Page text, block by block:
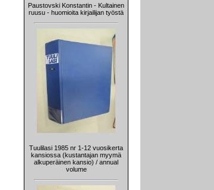
Paustovski Konstantin - Kultainen
ruusu - huomioita kirjailijan työstä
Tuulilasi 1985 nr 1-12 vuosikerta
kansiossa (kustantajan myymä
alkuperäinen kansio) / annual
volume